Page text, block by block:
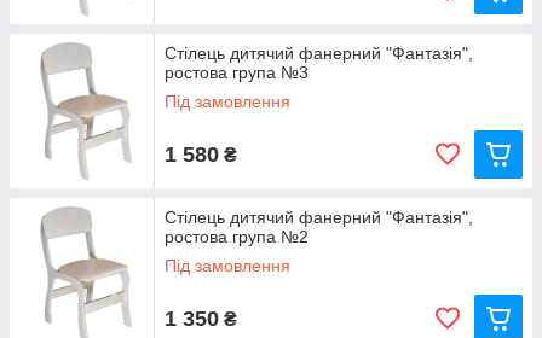
Стілець дитячий фанерний "Фантазія",
ростова група №3
Під замовлення
1 580 ₴
Стілець дитячий фанерний "Фантазія",
ростова група №2
Під замовлення
1 350 ₴